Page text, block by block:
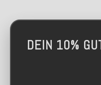
DEIN 10%